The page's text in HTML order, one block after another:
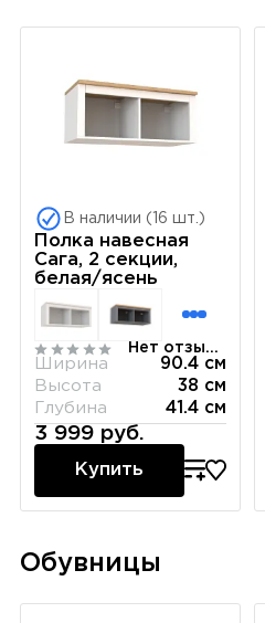
В наличии (16 шт.)
Полка навесная
Сага, 2 секции,
белая/ясень
Нет отзывов
Ширина
90.4 см
Высота
38 см
Глубина
41.4 см
3 999 руб.
Купить
Обувницы